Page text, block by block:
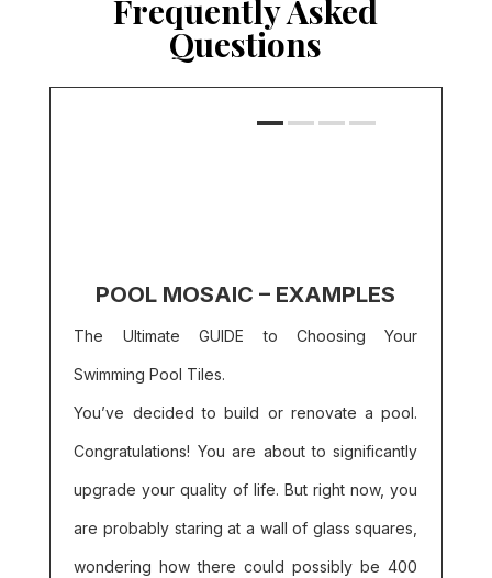
Frequently Asked
Questions
POOL MOSAIC – EXAMPLES
The Ultimate GUIDE to Choosing Your
Swimming Pool Tiles.
You’ve decided to build or renovate a pool.
Congratulations! You are about to significantly
upgrade your quality of life. But right now, you
are probably staring at a wall of glass squares,
wondering how there could possibly be 400